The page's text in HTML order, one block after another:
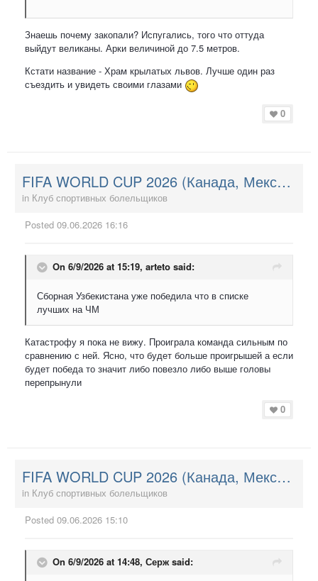
Знаешь почему закопали? Испугались, того что оттуда
выйдут великаны. Арки величиной до 7.5 метров.
Кстати название - Храм крылатых львов. Лучше один раз
съездить и увидеть своими глазами
0
FIFA WORLD CUP 2026 (Канада, Мексика, США)
in Клуб спортивных болельщиков
Posted 09.06.2026 16:16
On 6/9/2026 at 15:19, arteto said:
Сборная Узбекистана уже победила что в списке
лучших на ЧМ
Катастрофу я пока не вижу. Проиграла команда сильным по
сравнению с ней. Ясно, что будет больше проигрышей а если
будет победа то значит либо повезло либо выше головы
перепрынули
0
FIFA WORLD CUP 2026 (Канада, Мексика, США)
in Клуб спортивных болельщиков
Posted 09.06.2026 15:10
On 6/9/2026 at 14:48, Серж said: